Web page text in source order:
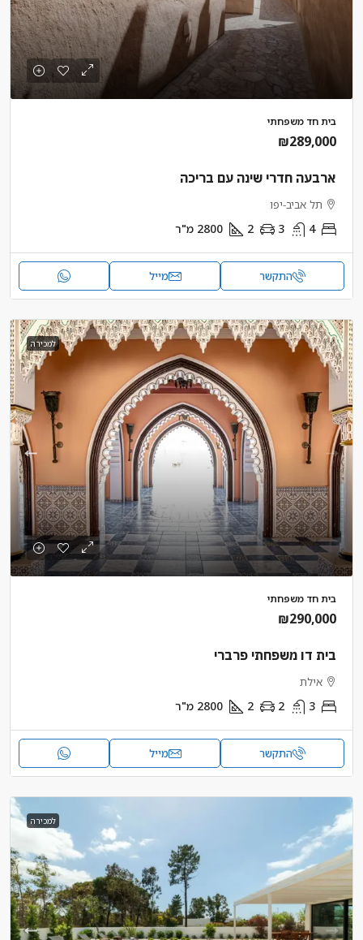
בית חד משפחתי
₪289,000
ארבעה חדרי שינה עם בריכה
תל אביב-יפו
4
3
2
2800 מ"ר
התקשר מייל
למכירה
בית חד משפחתי
₪290,000
בית דו משפחתי פרברי
אילת
3
2
2
2800 מ"ר
התקשר מייל
למכירה